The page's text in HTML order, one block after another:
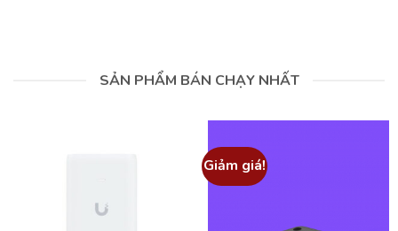
SẢN PHẨM BÁN CHẠY NHẤT
Giảm giá!